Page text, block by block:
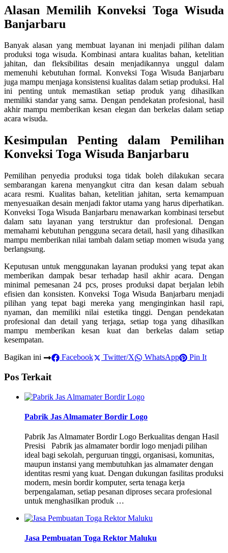
Alasan Memilih Konveksi Toga Wisuda
Banjarbaru
Banyak alasan yang membuat layanan ini menjadi pilihan dalam
produksi toga wisuda. Kombinasi antara kualitas bahan, ketelitian
jahitan, dan fleksibilitas desain menjadikannya unggul dalam
memenuhi kebutuhan formal. Konveksi Toga Wisuda Banjarbaru
juga mampu menjaga konsistensi kualitas dalam setiap produksi. Hal
ini penting untuk memastikan setiap produk yang dihasilkan
memiliki standar yang sama. Dengan pendekatan profesional, hasil
akhir mampu memberikan kesan elegan dan berkelas dalam setiap
acara wisuda.
Kesimpulan Penting dalam Pemilihan
Konveksi Toga Wisuda Banjarbaru
Pemilihan penyedia produksi toga tidak boleh dilakukan secara
sembarangan karena menyangkut citra dan kesan dalam sebuah
acara resmi. Kualitas bahan, ketelitian jahitan, serta kemampuan
menyesuaikan desain menjadi faktor utama yang harus diperhatikan.
Konveksi Toga Wisuda Banjarbaru menawarkan kombinasi tersebut
dalam satu layanan yang terstruktur dan profesional. Dengan
memahami kebutuhan pengguna secara detail, hasil yang dihasilkan
mampu memberikan nilai tambah dalam setiap momen wisuda yang
berlangsung.
Keputusan untuk menggunakan layanan produksi yang tepat akan
memberikan dampak besar terhadap hasil akhir acara. Dengan
minimal pemesanan 24 pcs, proses produksi dapat berjalan lebih
efisien dan konsisten. Konveksi Toga Wisuda Banjarbaru menjadi
pilihan yang tepat bagi mereka yang menginginkan hasil rapi,
nyaman, dan memiliki nilai estetika tinggi. Dengan pendekatan
profesional dan detail yang terjaga, setiap toga yang dihasilkan
mampu memberikan kesan kuat dan berkelas dalam setiap
kesempatan.
Bagikan ini
Facebook Twitter/X WhatsApp Pin It
Pos Terkait
Pabrik Jas Almamater Bordir Logo
Pabrik Jas Almamater Bordir Logo Berkualitas dengan Hasil
Presisi Pabrik jas almamater bordir logo menjadi pilihan
ideal bagi sekolah, perguruan tinggi, organisasi, komunitas,
maupun instansi yang membutuhkan jas almamater dengan
identitas resmi yang kuat. Dengan dukungan fasilitas produksi
modern, mesin bordir komputer, serta tenaga kerja
berpengalaman, setiap pesanan diproses secara profesional
untuk menghasilkan produk …
Jasa Pembuatan Toga Rektor Maluku